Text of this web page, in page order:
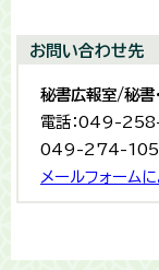
お問い合わせ先
秘書広報室/秘書
電話：049-
049-274-
メールフォーム